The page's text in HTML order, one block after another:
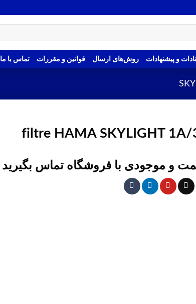
و پیشنهادات روش‌های ارسال قوانین و مقررات تماس با ما
filtre HAMA SKYLIGHT 1A/
و موجودی با فروشگاه تماس بگیرید